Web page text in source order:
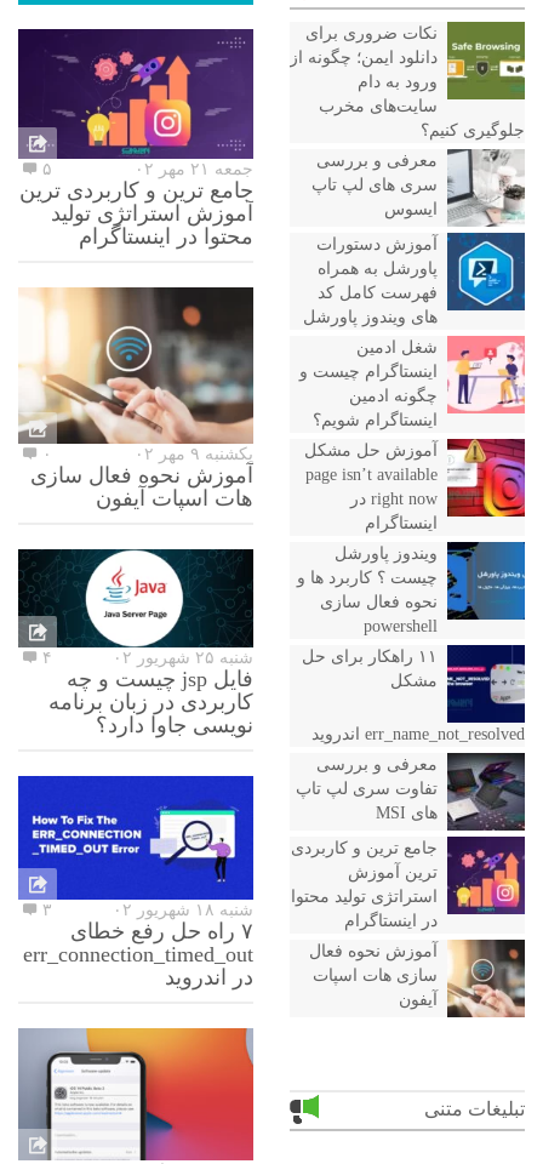
نکات ضروری برای
دانلود ایمن؛ چگونه از
ورود به دام
سایت‌های مخرب
جلوگیری کنیم؟
معرفی و بررسی
سری های لپ تاپ
ایسوس
آموزش دستورات
پاورشل به همراه
فهرست کامل کد
های ویندوز پاورشل
شغل ادمین
اینستاگرام چیست و
چگونه ادمین
اینستاگرام شویم؟
آموزش حل مشکل
page isn’t available
right now در
اینستاگرام
ویندوز پاورشل
چیست ؟ کاربرد ها و
نحوه فعال سازی
powershell
۱۱ راهکار برای حل
مشکل
err_name_not_resolved اندروید
معرفی و بررسی
تفاوت سری لپ تاپ
های MSI
جامع ترین و کاربردی
ترین آموزش
استراتژی تولید محتوا
در اینستاگرام
آموزش نحوه فعال
سازی هات اسپات
آیفون
تبلیغات متنی
جمعه ۲۱ مهر ۰۲ ۵
جامع ترین و کاربردی ترین
آموزش استراتژی تولید
محتوا در اینستاگرام
یکشنبه ۹ مهر ۰۲ ۰
آموزش نحوه فعال سازی
هات اسپات آیفون
شنبه ۲۵ شهریور ۰۲ ۴
فایل jsp چیست و چه
کاربردی در زبان برنامه
نویسی جاوا دارد؟
شنبه ۱۸ شهریور ۰۲ ۳
۷ راه حل رفع خطای
err_connection_timed_out
در اندروید